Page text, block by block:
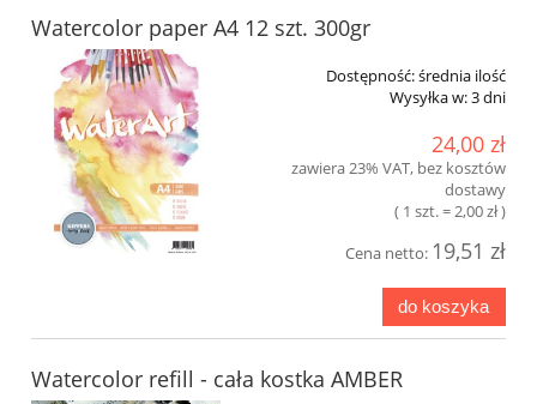
Watercolor paper A4 12 szt. 300gr
Dostępność:średnia ilość
Wysyłka w:3 dni
24,00 zł
zawiera 23% VAT, bez kosztów
dostawy
( 1 szt. = 2,00 zł )
Cena netto: 19,51 zł
do koszyka
Watercolor refill - cała kostka AMBER